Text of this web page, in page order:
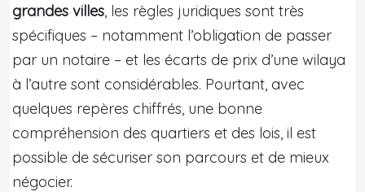
grandes villes, les règles juridiques sont très
spécifiques – notamment l’obligation de passer
par un notaire – et les écarts de prix d’une wilaya
à l’autre sont considérables. Pourtant, avec
quelques repères chiffrés, une bonne
compréhension des quartiers et des lois, il est
possible de sécuriser son parcours et de mieux
négocier.